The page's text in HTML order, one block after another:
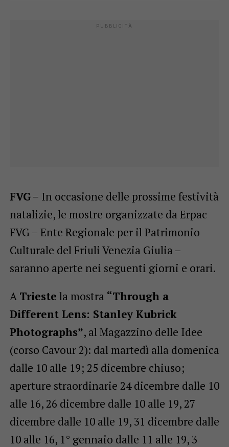
FVG– In occasione delle prossime festività
natalizie, le mostre organizzate da Erpac
FVG – Ente Regionale per il Patrimonio
Culturale del Friuli Venezia Giulia –
saranno aperte nei seguenti giorni e orari.
A Trieste la mostra “Through a
Different Lens: Stanley Kubrick
Photographs”, al Magazzino delle Idee
(corso Cavour 2): dal martedì alla domenica
dalle 10 alle 19; 25 dicembre chiuso;
aperture straordinarie 24 dicembre dalle 10
alle 16, 26 dicembre dalle 10 alle 19, 27
dicembre dalle 10 alle 19, 31 dicembre dalle
10 alle 16, 1° gennaio dalle 11 alle 19, 3